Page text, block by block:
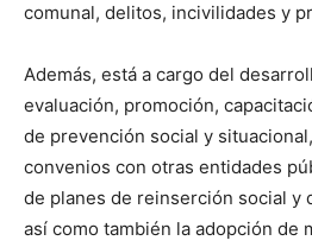
comunal, delitos, incivilidades y
Además, está a cargo del
evaluación, promoción,
de prevención social y
convenios con otras entidades
de planes de reinserción social y
así como también la adopción de